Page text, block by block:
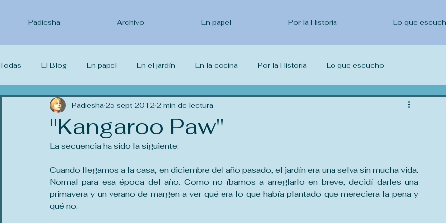
Padiesha Archivo En papel Por la Historia Lo que
Todas El Blog En papel En el jardín En la cocina Por la Historia Lo que escucho
Lo que leo Lo que veo Lo que estudio Yo escribo
"Kangaroo Paw"
Padiesha 25 sept 2012 2 min de lectura
La secuencia ha sido la siguiente:
Cuando llegamos a la casa, en diciembre del año pasado, el jardín era una selva sin mucha vida.
Normal para esa época del año. Como no íbamos a arreglarlo en breve, decidí darles una
primavera y un verano de margen a ver qué era lo que había plantado que mereciera la pena y
qué no.